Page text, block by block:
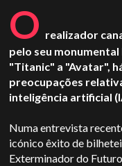
O realizador
pelo seu
"Titanic" a "Avatar",
preocupações
inteligência artificial
Numa entrevista
icónico êxito de
Exterminador do